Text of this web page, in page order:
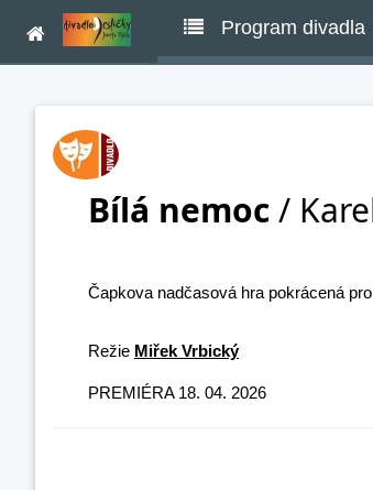
Program divadla
Bílá nemoc/
Čapkova nadčasová hra pokrácená
Režie Miřek Vrbický
PREMIÉRA 18. 04. 2026